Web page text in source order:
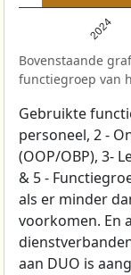
2024
Bovenstaande
functiegroep van
Gebruikte
personeel, 2 -
(OOP/OBP), 3-
& 5 -
als er minder
voorkomen. En
aan DUO is